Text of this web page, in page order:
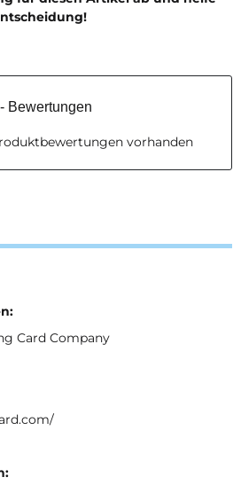
Bewertungen
vorhanden
Card Company